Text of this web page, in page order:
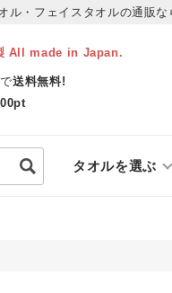
ル・フェイスタオルの通販
All made in Japan.
送料無料!
タオルを選ぶ